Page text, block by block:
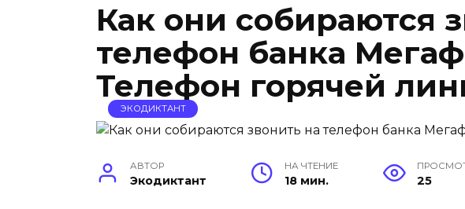
Как они собираются
телефон банка
Телефон горячей
ЭКОДИКТАНТ
АВТОР
Экодиктант
НА ЧТЕНИЕ
18 мин. 25